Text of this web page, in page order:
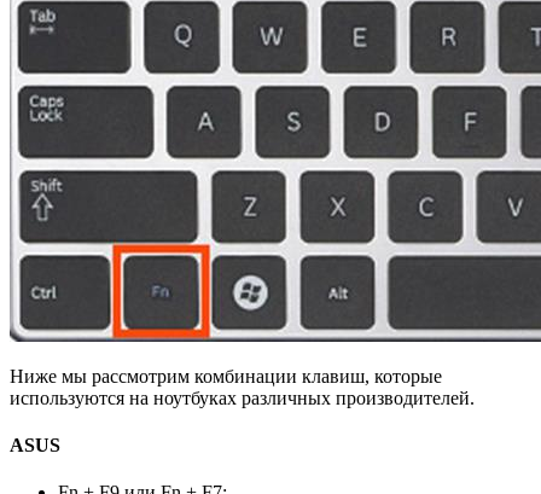
Ниже мы рассмотрим комбинации клавиш, которые
используются на ноутбуках различных производителей.
ASUS